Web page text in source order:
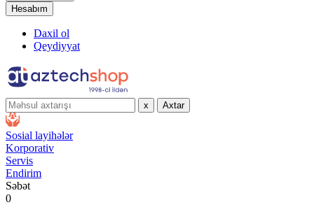
Hesabım
Daxil ol
Qeydiyyat
x Axtar
Sosial layihələr
Korporativ
Servis
Endirim
Səbət
0